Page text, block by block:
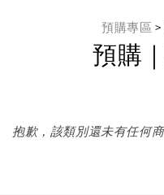
預購專區 >
預購
抱歉，該類別還未有任何商